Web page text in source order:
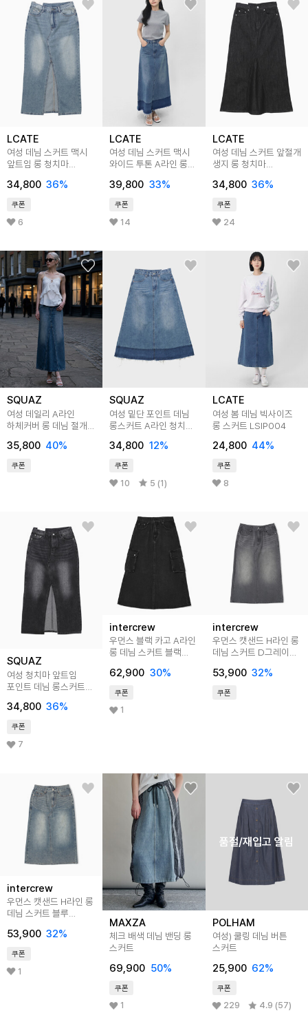
LCATE
여성 데님 스커트 맥시
앞트임 롱 청치마
34,800 36%
쿠폰
6
LCATE
여성 데님 스커트 맥시
와이드 투톤 A라인 롱
39,800 33%
쿠폰
14
LCATE
여성 데님 스커트 앞절개
생지 롱 청치마
34,800 36%
쿠폰
24
SQUAZ
여성 데일리 A라인
하체커버 롱 데님 절개
35,800 40%
쿠폰
SQUAZ
여성 밑단 포인트 데님
롱스커트 A라인 청치마
34,800 12%
쿠폰
10 5 (1)
LCATE
여성 봄 데님 빅사이즈
롱 스커트 LSIP004
24,800 44%
쿠폰
8
SQUAZ
여성 청치마 앞트임
포인트 데님 롱스커트
34,800 36%
쿠폰
7
intercrew
우먼스 블랙 카고 A라인
롱 데님 스커트 블랙
62,900 30%
쿠폰
1
intercrew
우먼스 캣샌드 H라인 롱
데님 스커트 D그레이
53,900 32%
쿠폰
intercrew
우먼스 캣샌드 H라인 롱
데님 스커트 블루
53,900 32%
쿠폰
1
MAXZA
체크 배색 데님 밴딩 롱
스커트
69,900 50%
쿠폰
1
품절/재입고 알림
POLHAM
여성) 쿨링 데님 버튼
스커트
25,900 62%
쿠폰
229 4.9 (57)